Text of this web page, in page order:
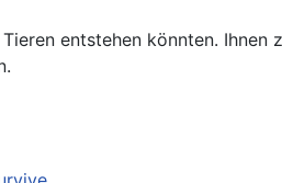
entstehen könnten.